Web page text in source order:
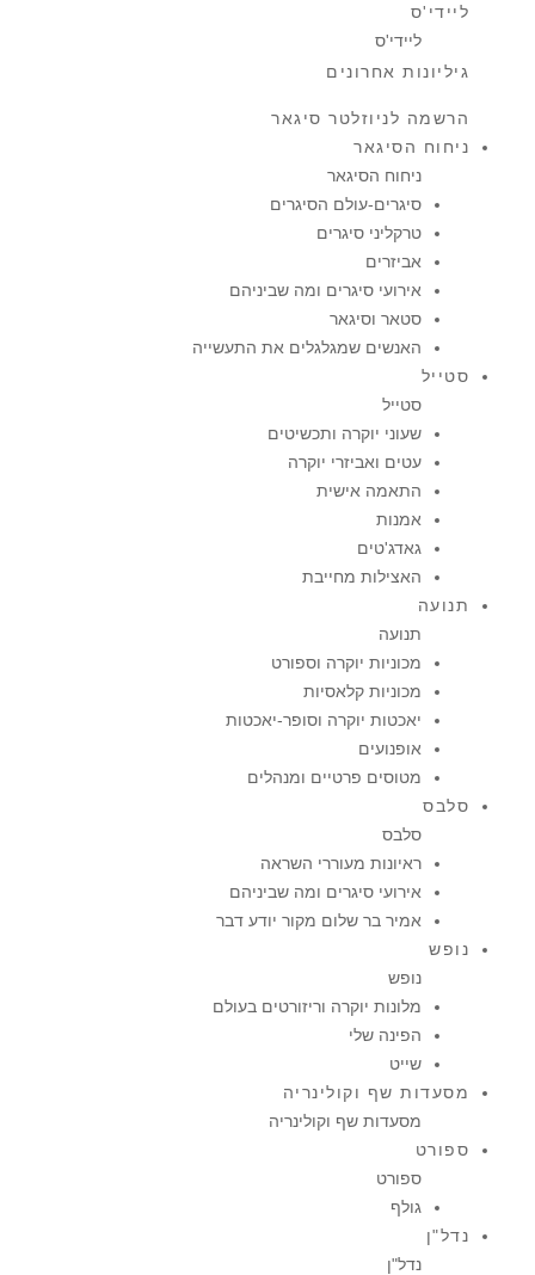
ליידי'ס
ליידי'ס
גיליונות אחרונים
הרשמה לניוזלטר סיגאר
ניחוח הסיגאר
ניחוח הסיגאר
סיגרים-עולם הסיגרים
טרקליני סיגרים
אביזרים
אירועי סיגרים ומה שביניהם
סטאר וסיגאר
האנשים שמגלגלים את התעשייה
סטייל
סטייל
שעוני יוקרה ותכשיטים
עטים ואביזרי יוקרה
התאמה אישית
אמנות
גאדג'טים
האצילות מחייבת
תנועה
תנועה
מכוניות יוקרה וספורט
מכוניות קלאסיות
יאכטות יוקרה וסופר-יאכטות
אופנועים
מטוסים פרטיים ומנהלים
סלבס
סלבס
ראיונות מעוררי השראה
אירועי סיגרים ומה שביניהם
אמיר בר שלום מקור יודע דבר
נופש
נופש
מלונות יוקרה וריזורטים בעולם
הפינה שלי
שייט
מסעדות שף וקולינריה
מסעדות שף וקולינריה
ספורט
ספורט
גולף
נדל"ן
נדל"ן